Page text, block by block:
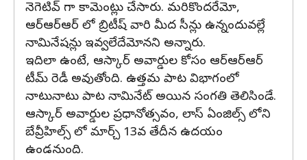
నెగెటివ్ గా కామెంట్లు చేసారు. మరికొందరేమో,
ఆర్ఆర్ఆర్ లో బ్రిటీష్ వారి మీద సీన్లు ఉన్నందువల్లే
నామినేషన్లు ఇవ్వలేదేమోనని అన్నారు.
ఇదిలా ఉంటే, ఆస్కార్ అవార్డుల కోసం ఆర్ఆర్ఆర్
టీమ్ రెడీ అవుతోంది. ఉత్తమ పాట విభాగంలో
నాటునాటు పాట నామినేట్ అయిన సంగతి తెలిసిండే.
ఆస్కార్ అవార్డుల ప్రధానోత్సవం, లాస్ ఏంజిల్స్ లోని
బేవ్రీహిల్స్ లో మార్చ్ 13వ తేదీన ఉదయం
ఉండనుంది.